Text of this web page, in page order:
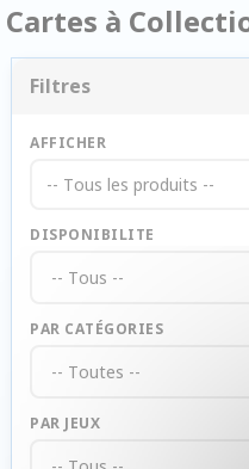
Cartes à
Filtres
AFFICHER
-- Tous les produits --
DISPONIBILITE
PAR CATÉGORIES
PAR JEUX